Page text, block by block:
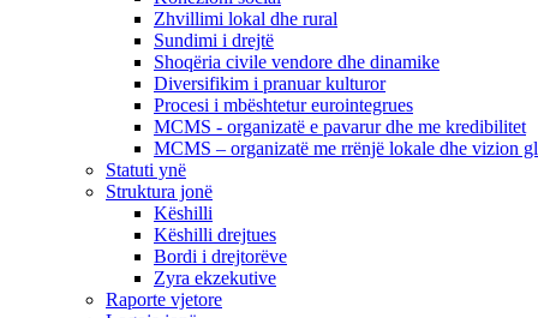
Zhvillimi lokal dhe rural
Sundimi i drejtë
Shoqëria civile vendore dhe dinamike
Diversifikim i pranuar kulturor
Procesi i mbështetur eurointegrues
MCMS - organizatë e pavarur dhe me kredibilitet
MCMS – organizatë me rrënjë lokale dhe vizion
Statuti ynë
Struktura jonë
Këshilli
Këshilli drejtues
Bordi i drejtorëve
Zyra ekzekutive
Raporte vjetore